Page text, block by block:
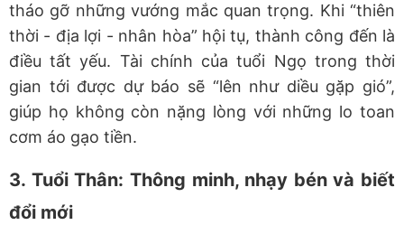
tháo gỡ những vướng mắc quan trọng. Khi “thiên
thời - địa lợi - nhân hòa” hội tụ, thành công đến là
điều tất yếu. Tài chính của tuổi Ngọ trong thời
gian tới được dự báo sẽ “lên như diều gặp gió”,
giúp họ không còn nặng lòng với những lo toan
cơm áo gạo tiền.
3. Tuổi Thân: Thông minh, nhạy bén và biết
đổi mới